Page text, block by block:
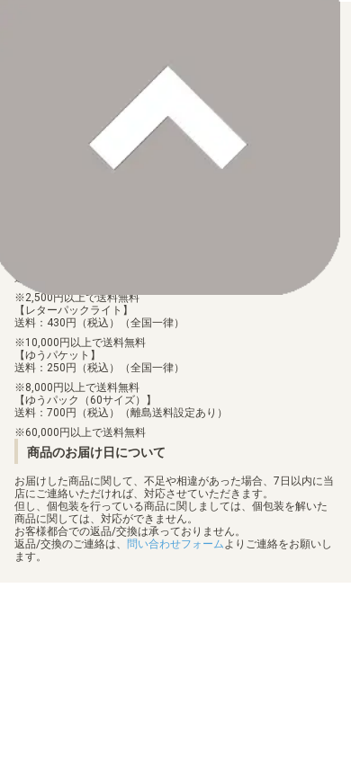
各種ブランドのカードをご利用いただけます。
【Paidy（後払い/コンビニ払い）】
お支払後の在庫確保となりますため、お早めにお支払をお願いし
なお、お支払口座は、注文確認メールに記載しております。
振込手数料はお客様負担となります。
送料：100円（税込）（全国一律）
2,500円以上で送料無料
【レターパックライト】
送料：430円（税込）（全国一律）
10,000円以上で送料無料
【ゆうパケット】
送料：250円（税込）（全国一律）
8,000円以上で送料無料
【ゆうパック（60サイズ）】
送料：700円（税込）（離島送料設定あり）
60,000円以上で送料無料
商品のお届け日について
お届けした商品に関して、不足や相違があった場合、7日以内に当
店にご連絡いただければ、対応させていただきます。
但し、個包装を行っている商品に関しましては、個包装を解いた
商品に関しては、対応ができません。
お客様都合での返品/交換は承っておりません。
返品/交換のご連絡は、 問い合わせフォームよりご連絡をお願いし
ます。